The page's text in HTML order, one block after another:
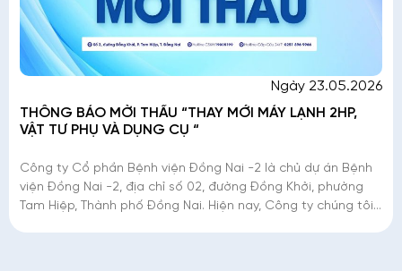
Ngày 23.05.2026
THÔNG BÁO MỜI THẦU “THAY MỚI MÁY LẠNH 2HP,
VẬT TƯ PHỤ VÀ DỤNG CỤ “
Công ty Cổ phần Bệnh viện Đồng Nai -2 là chủ dự án Bệnh
viện Đồng Nai -2, địa chỉ số 02, đường Đồng Khởi, phường
Tam Hiệp, Thành phố Đồng Nai. Hiện nay, Công ty chúng tôi